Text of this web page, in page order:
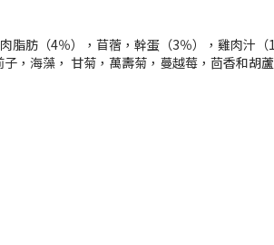
肪（4％），苜蓿，幹蛋（3％），雞肉汁
，海藻， 甘菊，萬壽菊，蔓越莓，茴香和胡蘆